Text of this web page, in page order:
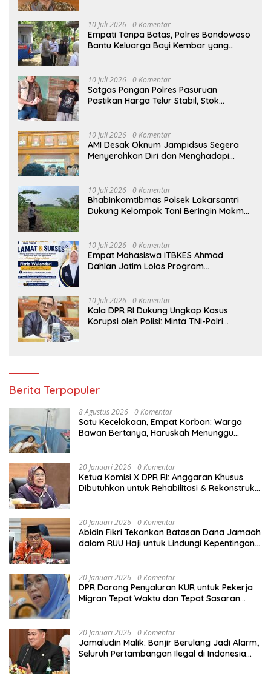
10 Juli 2026 0 Komentar
Empati Tanpa Batas, Polres Bondowoso
Bantu Keluarga Bayi Kembar yang
10 Juli 2026 0 Komentar
Satgas Pangan Polres Pasuruan
Pastikan Harga Telur Stabil, Stok
10 Juli 2026 0 Komentar
AMI Desak Oknum Jampidsus Segera
Menyerahkan Diri dan Menghadapi
10 Juli 2026 0 Komentar
Bhabinkamtibmas Polsek Lakarsantri
Dukung Kelompok Tani Beringin Makmur
10 Juli 2026 0 Komentar
Empat Mahasiswa ITBKES Ahmad
Dahlan Jatim Lolos Program
Global
10 Juli 2026 0 Komentar
Kala DPR RI Dukung Ungkap Kasus
Korupsi oleh Polisi: Minta TNI-Polri
Berita Terpopuler
8 Agustus 2026 0 Komentar
Satu Kecelakaan, Empat Korban: Warga
Bawan Bertanya, Haruskah Menunggu
20 Januari 2026 0 Komentar
Ketua Komisi X DPR RI: Anggaran Khusus
Dibutuhkan untuk Rehabilitasi & Rekonstruksi
20 Januari 2026 0 Komentar
Abidin Fikri Tekankan Batasan Dana Jamaah
dalam RUU Haji untuk Lindungi Kepentingan
20 Januari 2026 0 Komentar
DPR Dorong Penyaluran KUR untuk Pekerja
Migran Tepat Waktu dan Tepat Sasaran
20 Januari 2026 0 Komentar
Jamaludin Malik: Banjir Berulang Jadi Alarm,
Seluruh Pertambangan Ilegal di Indonesia